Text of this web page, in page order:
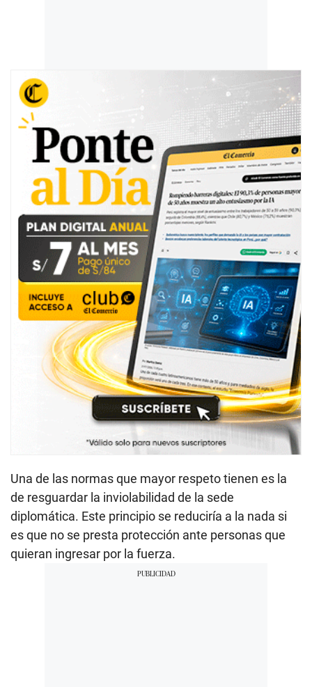
Una de las normas que mayor respeto tienen es la
de resguardar la inviolabilidad de la sede
diplomática. Este principio se reduciría a la nada si
es que no se presta protección ante personas que
quieran ingresar por la fuerza.